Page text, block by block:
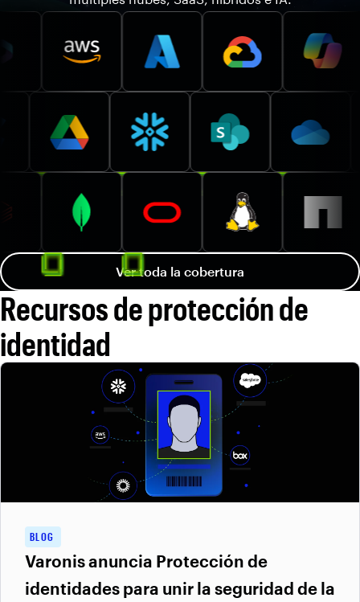
Ver toda la cobertura
Recursos de protección de
identidad
BLOG
Varonis anuncia Protección de
identidades para unir la seguridad de la